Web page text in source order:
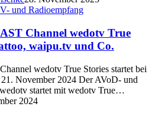
und Radioempfang
Channel wedotv True
waipu.tv und Co.
wedotv True Stories startet bei
November 2024 Der AVoD- und
startet mit wedotv True…
2024